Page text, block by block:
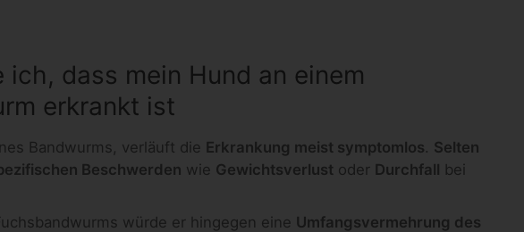
ich, dass mein Hund an einem
erkrankt ist
Bandwurms, verläuft die Erkrankung meist symptomlos. Selten
Beschwerden wie Gewichtsverlust oder Durchfall
bei
würde er hingegen eine Umfangsvermehrung des